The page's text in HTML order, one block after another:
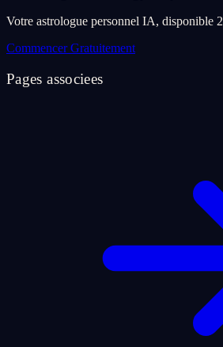
Votre astrologue personnel IA, disponible
Commencer Gratuitement
Pages associees